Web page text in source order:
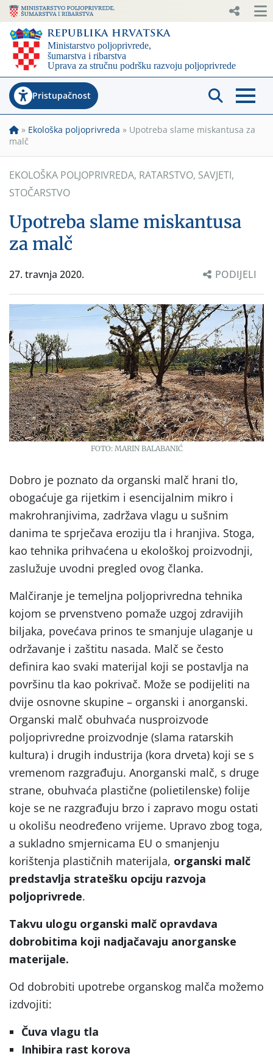
Pristupačnost
» Ekološka poljoprivreda » Upotreba slame miskantusa za
malč
EKOLOŠKA POLJOPRIVREDA, RATARSTVO, SAVJETI,
STOČARSTVO
Upotreba slame miskantusa
za malč
27. travnja 2020. PODIJELI
FOTO: MARIN BALABANIĆ
Dobro je poznato da organski malč hrani tlo,
obogaćuje ga rijetkim i esencijalnim mikro i
makrohranjivima, zadržava vlagu u sušnim
danima te sprječava eroziju tla i hranjiva. Stoga,
kao tehnika prihvaćena u ekološkoj proizvodnji,
zaslužuje uvodni pregled ovog članka.
Malčiranje je temeljna poljoprivredna tehnika
kojom se prvenstveno pomaže uzgoj zdravijih
biljaka, povećava prinos te smanjuje ulaganje u
održavanje i zaštitu nasada. Malč se često
definira kao svaki materijal koji se postavlja na
površinu tla kao pokrivač. Može se podijeliti na
dvije osnovne skupine – organski i anorganski.
Organski malč obuhvaća nusproizvode
poljoprivredne proizvodnje (slama ratarskih
kultura) i drugih industrija (kora drveta) koji se s
vremenom razgrađuju. Anorganski malč, s druge
strane, obuhvaća plastične (polietilenske) folije
koje se ne razgrađuju brzo i zapravo mogu ostati
u okolišu neodređeno vrijeme. Upravo zbog toga,
a sukladno smjernicama EU o smanjenju
korištenja plastičnih materijala, organski malč
predstavlja stratešku opciju razvoja
poljoprivrede.
Takvu ulogu organski malč opravdava
dobrobitima koji nadjačavaju anorganske
materijale.
Od dobrobiti upotrebe organskog malča možemo
izdvojiti:
Čuva vlagu tla
Inhibira rast korova